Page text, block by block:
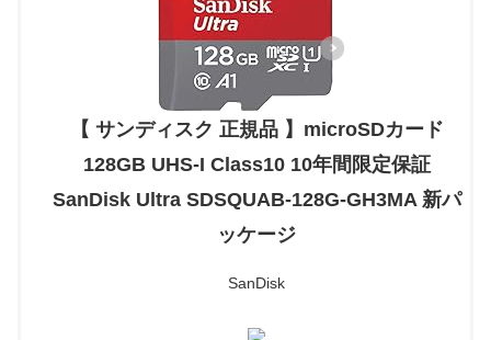
【 サンディスク 正規品 】microSDカード
128GB UHS-I Class10 10年間限定保証
SanDisk Ultra SDSQUAB-128G-GH3MA 新パ
ッケージ
SanDisk